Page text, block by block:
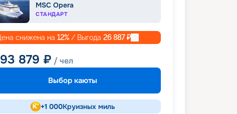
MSC Opera
СТАНДАРТ
снижена на 12% / Выгода 26 887₽
879 ₽ / чел
Выбор каюты
+1 000Круизных миль